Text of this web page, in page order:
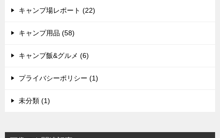
キャンプ場レポート (22)
キャンプ用品 (58)
キャンプ飯&グルメ (6)
プライバシーポリシー (1)
未分類 (1)